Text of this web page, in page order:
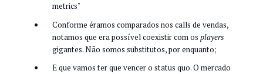
metrics"
Conforme éramos comparados nos calls de vendas,
notamos que era possível coexistir com os players
gigantes. Não somos substitutos, por enquanto;
E que vamos ter que vencer o status quo. O mercado